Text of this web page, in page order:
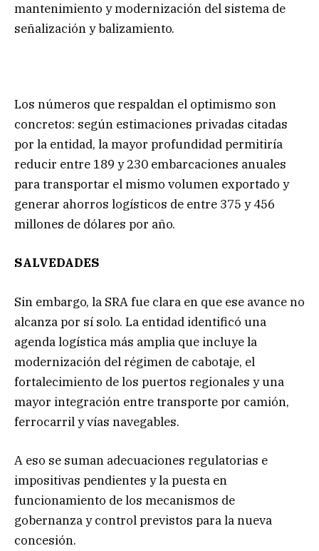
mantenimiento y modernización del sistema de
señalización y balizamiento.
Los números que respaldan el optimismo son
concretos: según estimaciones privadas citadas
por la entidad, la mayor profundidad permitiría
reducir entre 189 y 230 embarcaciones anuales
para transportar el mismo volumen exportado y
generar ahorros logísticos de entre 375 y 456
millones de dólares por año.
SALVEDADES
Sin embargo, la SRA fue clara en que ese avance no
alcanza por sí solo. La entidad identificó una
agenda logística más amplia que incluye la
modernización del régimen de cabotaje, el
fortalecimiento de los puertos regionales y una
mayor integración entre transporte por camión,
ferrocarril y vías navegables.
A eso se suman adecuaciones regulatorias e
impositivas pendientes y la puesta en
funcionamiento de los mecanismos de
gobernanza y control previstos para la nueva
concesión.